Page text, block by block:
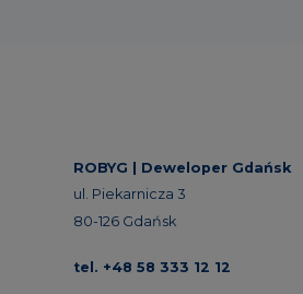
ROBYG | Deweloper Gdańsk
ul. Piekarnicza 3
80-126 Gdańsk
tel. +48 58 333 12 12